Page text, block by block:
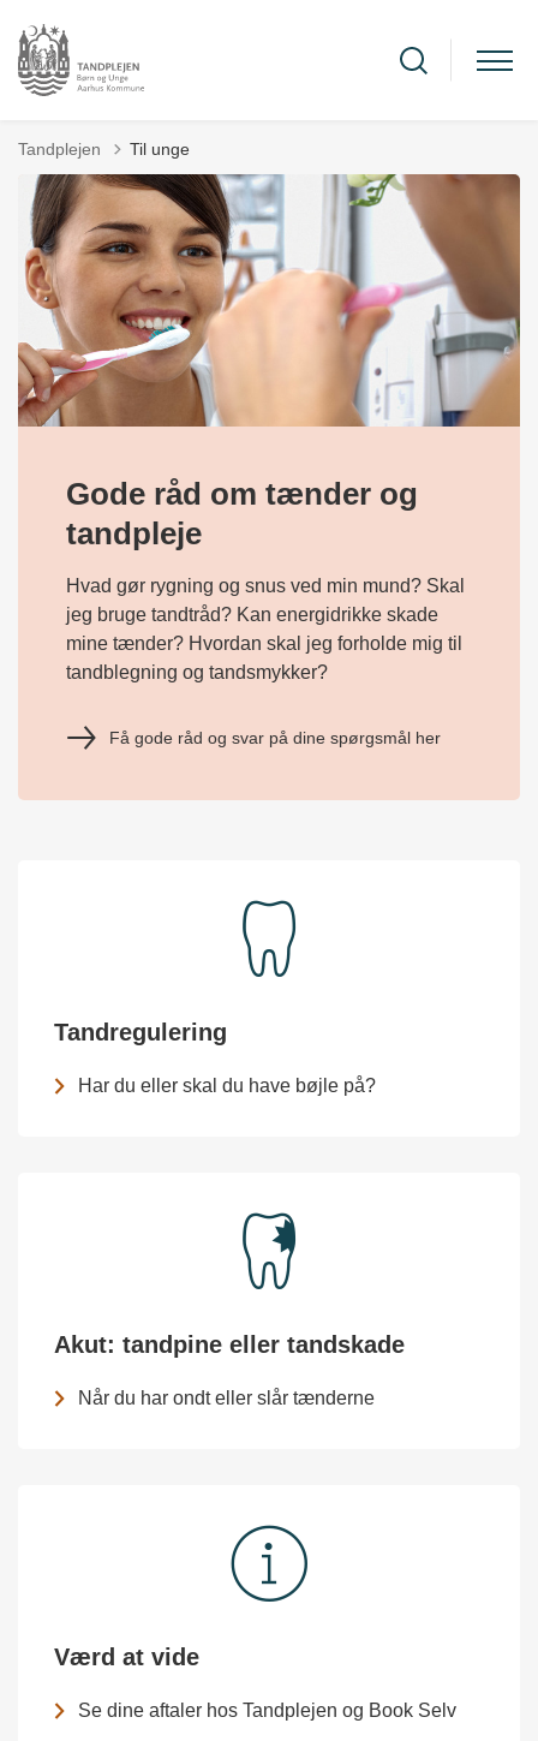
Tandplejen Til unge
Gode råd om tænder og
tandpleje
Hvad gør rygning og snus ved min mund? Skal
jeg bruge tandtråd? Kan energidrikke skade
mine tænder? Hvordan skal jeg forholde mig til
tandblegning og tandsmykker?
Få gode råd og svar på dine spørgsmål her
Tandregulering
Har du eller skal du have bøjle på?
Akut: tandpine eller tandskade
Når du har ondt eller slår tænderne
Værd at vide
Se dine aftaler hos Tandplejen og Book Selv